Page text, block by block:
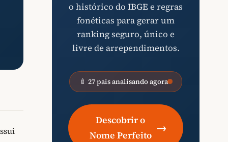
o histórico do IBGE e regras
fonéticas para gerar um
ranking seguro, único e
livre de arrependimentos.
🍼 27 pais analisando agora
Descobrir o
Nome Perfeito
→